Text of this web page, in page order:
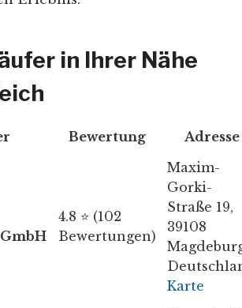
in Ihrer Nähe
Bewertung Adresse
4.8 ⭐ (102
Bewertungen)
Maxim-
Gorki-
Straße 19,
39108
Karte